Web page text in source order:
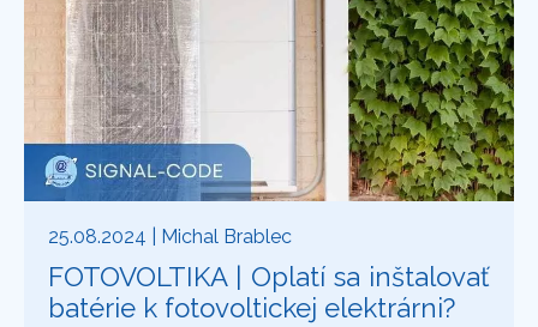
25.08.2024 | Michal Brablec
FOTOVOLTIKA | Oplatí sa inštalovať
batérie k fotovoltickej elektrárni?